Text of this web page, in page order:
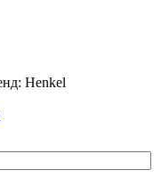
Henkel